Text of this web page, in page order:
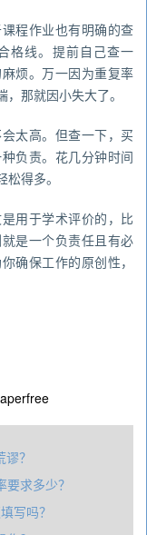
程作业也有明确的查
格线。提前自己查一
烦。万一因为重复率
那就因小失大了。
太高。但查一下，买
负责。花几分钟时间
得多。
用于学术评价的，比
是一个负责任且有必
确保工作的原创性，
？
求多少？
写吗？